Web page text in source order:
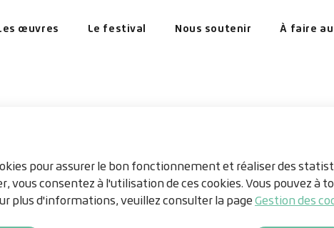
pour assurer le bon fonctionnement et réaliser des
vous consentez à l'utilisation de ces cookies. Vous pouvez
plus d'informations, veuillez consulter la pageGestion des
principal Consulter le plan du site
œuvres Le festival Nous soutenir À faire